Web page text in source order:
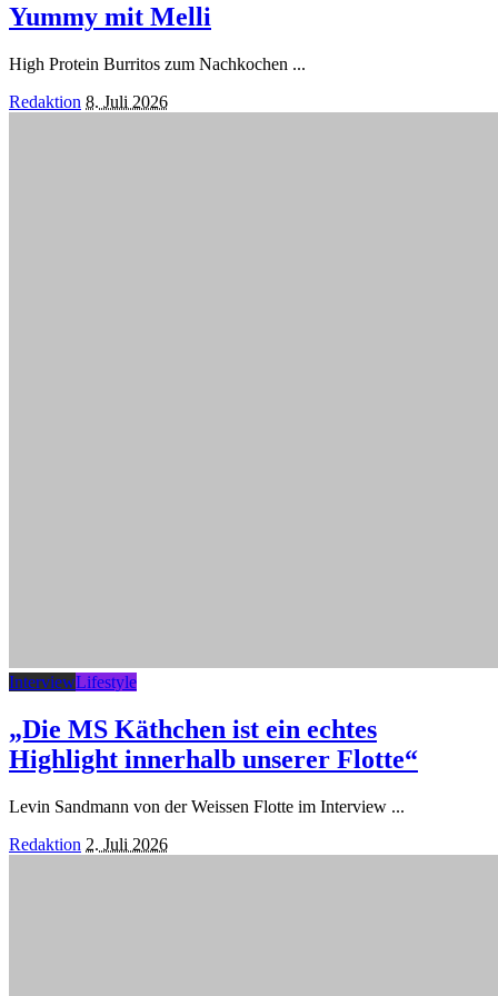
Yummy mit Melli
High Protein Burritos zum Nachkochen ...
Posted
Redaktion 8. Juli 2026
InterviewLifestyle
„Die MS Käthchen ist ein echtes
Highlight innerhalb unserer Flotte“
Levin Sandmann von der Weissen Flotte im Interview ...
Posted
Redaktion 2. Juli 2026